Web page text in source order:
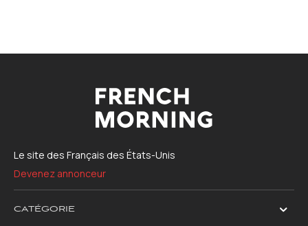
Le site des Français des États-Unis
Devenez annonceur
CATÉGORIE